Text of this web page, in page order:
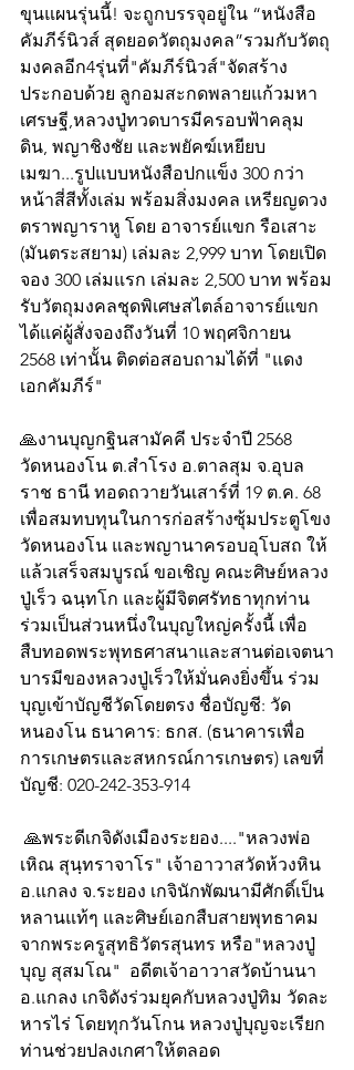
ขุนแผนรุ่นนี้! จะถูกบรรจุอยู่ใน “หนังสือ
คัมภีร์นิวส์ สุดยอดวัตถุมงคล”รวมกับวัตถุ
มงคลอีก4รุ่นที่"คัมภีร์นิวส์"จัดสร้าง
ประกอบด้วย ลูกอมสะกดพลายแก้วมหา
เศรษฐี,หลวงปู่ทวดบารมีครอบฟ้าคลุม
ดิน, พญาชิงชัย และพยัคฆ์เหยียบ
เมฆา...รูปแบบหนังสือปกแข็ง 300 กว่า
หน้าสี่สีทั้งเล่ม พร้อมสิ่งมงคล เหรียญดวง
ตราพญาราหู โดย อาจารย์แขก รือเสาะ
(มันตระสยาม) เล่มละ 2,999 บาท โดยเปิด
จอง 300 เล่มแรก เล่มละ 2,500 บาท พร้อม
รับวัตถุมงคลชุดพิเศษสไตล์อาจารย์แขก
ได้แค่ผู้สั่งจองถึงวันที่ 10 พฤศจิกายน
2568 เท่านั้น ติดต่อสอบถามได้ที่ "แดง
เอกคัมภีร์"
🙏งานบุญกฐินสามัคคี ประจำปี 2568
วัดหนองโน ต.สำโรง อ.ตาลสุม จ.อุบล
ราช ธานี ทอดถวายวันเสาร์ที่ 19 ต.ค. 68
เพื่อสมทบทุนในการก่อสร้างซุ้มประตูโขง
วัดหนองโน และพญานาครอบอุโบสถ ให้
แล้วเสร็จสมบูรณ์ ขอเชิญ คณะศิษย์หลวง
ปู่เร็ว ฉนฺทโก และผู้มีจิตศรัทธาทุกท่าน
ร่วมเป็นส่วนหนึ่งในบุญใหญ่ครั้งนี้ เพื่อ
สืบทอดพระพุทธศาสนาและสานต่อเจตนา
บารมีของหลวงปู่เร็วให้มั่นคงยิ่งขึ้น ร่วม
บุญเข้าบัญชีวัดโดยตรง ชื่อบัญชี: วัด
หนองโน ธนาคาร: ธกส. (ธนาคารเพื่อ
การเกษตรและสหกรณ์การเกษตร) เลขที่
บัญชี: 020-242-353-914
เหิณ สุนฺทราจาโร" เจ้าอาวาสวัดห้วงหิน
อ.แกลง จ.ระยอง เกจินักพัฒนามีศักดิ์เป็น
หลานแท้ๆ และศิษย์เอกสืบสายพุทธาคม
จากพระครูสุทธิวัตรสุนทร หรือ"หลวงปู่
บุญ สุสมโณ"  อดีตเจ้าอาวาสวัดบ้านนา
อ.แกลง เกจิดังร่วมยุคกับหลวงปู่ทิม วัดละ
หารไร่ โดยทุกวันโกน หลวงปู่บุญจะเรียก
ท่านช่วยปลงเกศาให้ตลอด